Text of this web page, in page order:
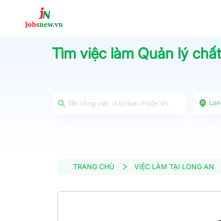
Tìm việc làm Quản lý
TRANG CHỦ VIỆC LÀM TẠI LONG AN